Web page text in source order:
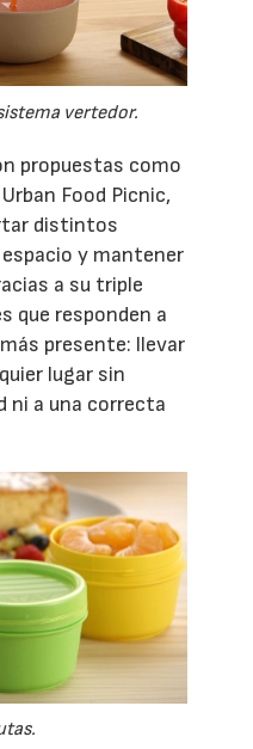
vertedor.
propuestas como
Food Picnic,
distintos
y mantener
a su triple
que responden a
presente: llevar
lugar sin
ni a una correcta